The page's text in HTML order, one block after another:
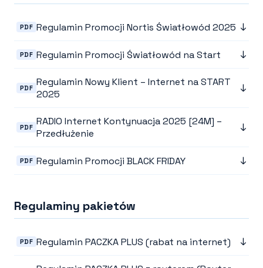
PDF Regulamin Promocji Nortis Światłowód 2025 ↓
PDF Regulamin Promocji Światłowód na Start ↓
PDF Regulamin Nowy Klient – Internet na START
2025
↓
PDF RADIO Internet Kontynuacja 2025 [24M] –
Przedłużenie
↓
PDF Regulamin Promocji BLACK FRIDAY ↓
Regulaminy pakietów
PDF Regulamin PACZKA PLUS (rabat na internet) ↓